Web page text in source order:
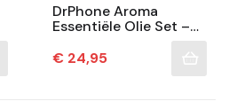
DrPhone Aroma
Essentiële Olie Set –
6×10ml – Voor Diffuser,
Sauna En Bad –
Natuurlijk – Relax &...
Prijs
€ 24,95